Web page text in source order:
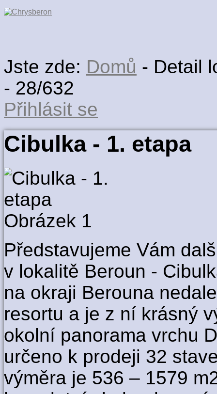
Jste zde: Domů - Detail
- 28/632
Přihlásit se
Cibulka - 1. etapa
Představujeme Vám
v lokalitě Beroun -
na okraji Berouna
resortu a je z ní krásný
okolní panorama vrchu
určeno k prodeji 32
výměra je 536 – 1579